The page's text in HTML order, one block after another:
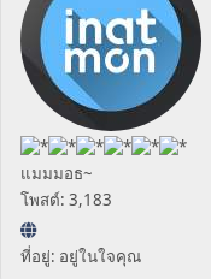
แมมมอธ~
โพสต์: 3,183
ที่อยู่: อยู่ในใจคุณ